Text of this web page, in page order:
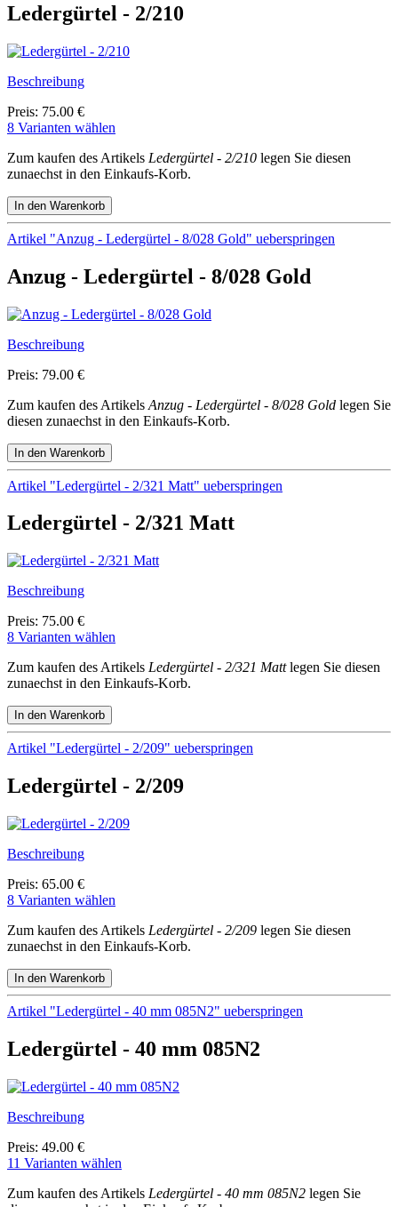
Ledergürtel - 2/210
Beschreibung
Preis: 75.00 €
8 Varianten wählen
Zum kaufen des Artikels Ledergürtel - 2/210 legen Sie diesen
zunaechst in den Einkaufs-Korb.
Artikel "Anzug - Ledergürtel - 8/028 Gold" ueberspringen
Anzug - Ledergürtel - 8/028 Gold
Beschreibung
Preis: 79.00 €
Zum kaufen des Artikels Anzug - Ledergürtel - 8/028 Gold legen Sie
diesen zunaechst in den Einkaufs-Korb.
Artikel "Ledergürtel - 2/321 Matt" ueberspringen
Ledergürtel - 2/321 Matt
Beschreibung
Preis: 75.00 €
8 Varianten wählen
Zum kaufen des Artikels Ledergürtel - 2/321 Mattlegen Sie diesen
zunaechst in den Einkaufs-Korb.
Artikel "Ledergürtel - 2/209" ueberspringen
Ledergürtel - 2/209
Beschreibung
Preis: 65.00 €
8 Varianten wählen
Zum kaufen des Artikels Ledergürtel - 2/209 legen Sie diesen
zunaechst in den Einkaufs-Korb.
Artikel "Ledergürtel - 40 mm 085N2" ueberspringen
Ledergürtel - 40 mm 085N2
Beschreibung
Preis: 49.00 €
11 Varianten wählen
Zum kaufen des Artikels Ledergürtel - 40 mm 085N2 legen Sie